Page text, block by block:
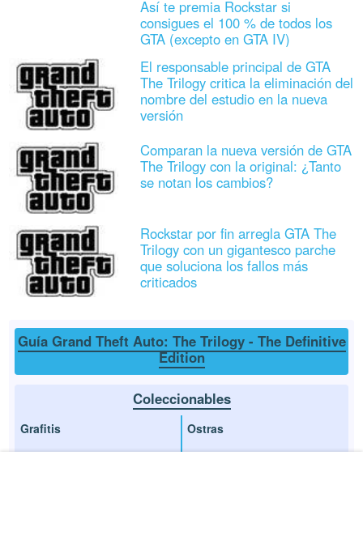
Así te premia Rockstar si
consigues el 100 % de todos los
GTA (excepto en GTA IV)
El responsable principal de GTA
The Trilogy critica la eliminación del
nombre del estudio en la nueva
versión
Comparan la nueva versión de GTA
The Trilogy con la original: ¿Tanto
se notan los cambios?
Rockstar por fin arregla GTA The
Trilogy con un gigantesco parche
que soluciona los fallos más
criticados
Guía Grand Theft Auto: The Trilogy - The Definitive
Edition
Coleccionables
Grafitis
Ostras